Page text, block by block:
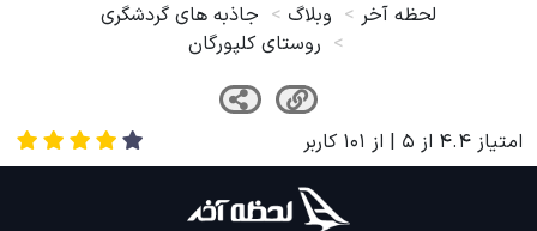
لحظه آخر وبلاگ
جاذبه های گردشگری
روستای کلپورگان
امتیاز 4.4 از 5 | از 101 کاربر